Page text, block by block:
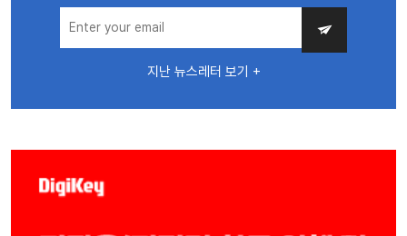
지난 뉴스레터 보기 +